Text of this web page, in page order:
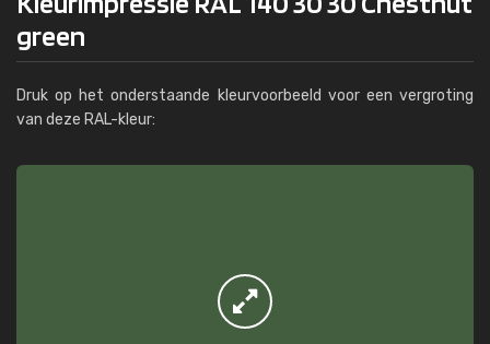
green
Druk op het onderstaande kleurvoorbeeld voor een vergroting
van deze RAL-kleur: